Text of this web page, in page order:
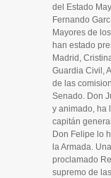
del Estado
Fernando
Mayores de
han estado
Madrid,
Guardia Civil,
de las
Senado. Don
y animado, ha
capitán
Don Felipe lo
la Armada.
proclamado
supremo de